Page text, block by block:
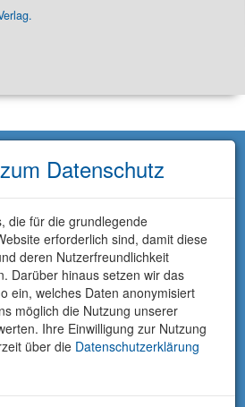
Datenschutz
die für die grundlegende
erforderlich sind, damit diese
deren Nutzerfreundlichkeit
Darüber hinaus setzen wir das
ein, welches Daten anonymisiert
möglich die Nutzung unserer
Ihre Einwilligung zur Nutzung
über die Datenschutzerklärung